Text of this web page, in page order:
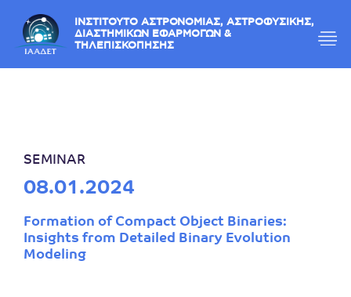
ΙΝΣΤΙΤΟΥΤΟ ΑΣΤΡΟΝΟΜΙΑΣ, ΑΣΤΡΟΦΥΣΙΚΗΣ,
ΔΙΑΣΤΗΜΙΚΩΝ ΕΦΑΡΜΟΓΩΝ &
ΤΗΛΕΠΙΣΚΟΠΗΣΗΣ
SEMINAR
08.01.2024
Formation of Compact Object Binaries:
Insights from Detailed Binary Evolution
Modeling